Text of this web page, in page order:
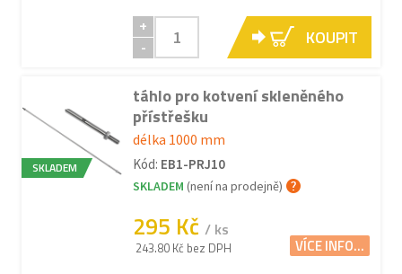
+
-
KOUPIT
SKLADEM
táhlo pro kotvení skleněného
přístřešku
délka 1000 mm
Kód: EB1-PRJ10
SKLADEM (není na prodejně)
295 Kč / ks
243.80 Kč bez DPH VÍCE INFO...